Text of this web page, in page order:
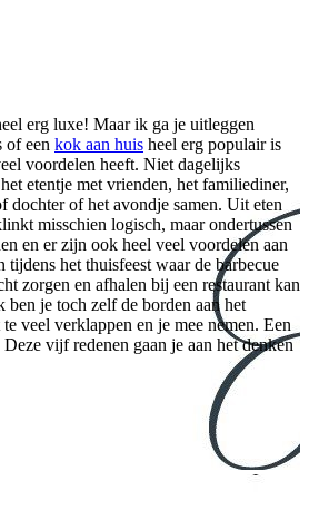
erg luxe! Maar ik ga je uitleggen
of een kok aan huis heel erg populair is
voordelen heeft. Niet dagelijks
etentje met vrienden, het familiediner,
dochter of het avondje samen. Uit eten
misschien logisch, maar ondertussen
en er zijn ook heel veel voordelen aan
tijdens het thuisfeest waar de barbecue
zorgen en afhalen bij een restaurant kan
je toch zelf de borden aan het
veel verklappen en je mee nemen. Een
vijf redenen gaan je aan het denken